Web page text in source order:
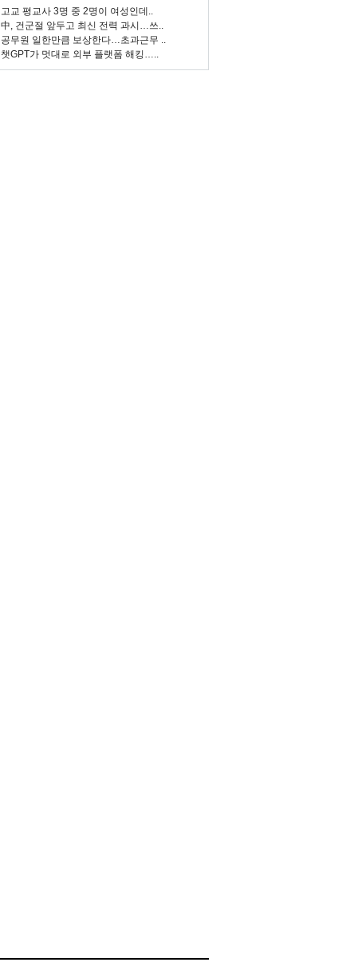
고교 평교사 3명 중 2명이 여성인데..
中, 건군절 앞두고 최신 전력 과시…쓰..
공무원 일한만큼 보상한다…초과근무 ..
챗GPT가 멋대로 외부 플랫폼 해킹…..